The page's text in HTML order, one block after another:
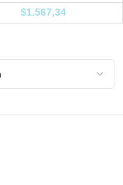
$1.567,34